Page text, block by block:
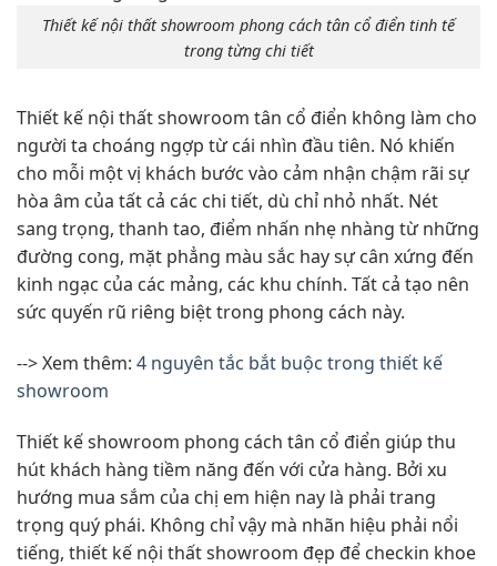
Thiết kế nội thất showroom phong cách tân cổ điển tinh tế
trong từng chi tiết
Thiết kế nội thất showroom tân cổ điển không làm cho
người ta choáng ngợp từ cái nhìn đầu tiên. Nó khiến
cho mỗi một vị khách bước vào cảm nhận chậm rãi sự
hòa âm của tất cả các chi tiết, dù chỉ nhỏ nhất. Nét
sang trọng, thanh tao, điểm nhấn nhẹ nhàng từ những
đường cong, mặt phẳng màu sắc hay sự cân xứng đến
kinh ngạc của các mảng, các khu chính. Tất cả tạo nên
sức quyến rũ riêng biệt trong phong cách này.
--> Xem thêm: 4 nguyên tắc bắt buộc trong thiết kế
showroom
Thiết kế showroom phong cách tân cổ điển giúp thu
hút khách hàng tiềm năng đến với cửa hàng. Bởi xu
hướng mua sắm của chị em hiện nay là phải trang
trọng quý phái. Không chỉ vậy mà nhãn hiệu phải nổi
tiếng, thiết kế nội thất showroom đẹp để checkin khoe